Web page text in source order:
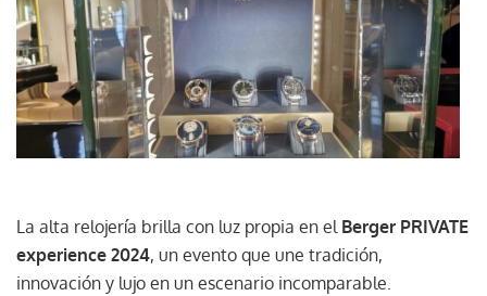
La alta relojería brilla con luz propia en el Berger PRIVATE
experience 2024, un evento que une tradición,
innovación y lujo en un escenario incomparable.